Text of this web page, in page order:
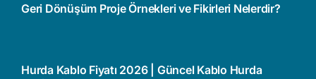
Geri Dönüşüm Proje Örnekleri ve Fikirleri Nelerdir?
Hurda Kablo Fiyatı 2026 | Güncel Kablo Hurda